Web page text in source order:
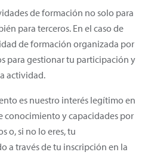
de formación no solo para
para terceros. En el caso de
de formación organizada por
para gestionar tu participación y
actividad.
es nuestro interés legítimo en
conocimiento y capacidades por
o, si no lo eres, tu
a través de tu inscripción en la